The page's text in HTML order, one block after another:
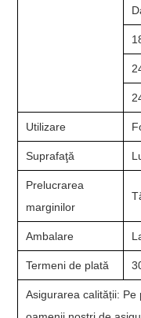
Utilizare
Suprafaţă
Prelucrarea
marginilor
Ambalare
Termeni de plată
Asigurarea calității: